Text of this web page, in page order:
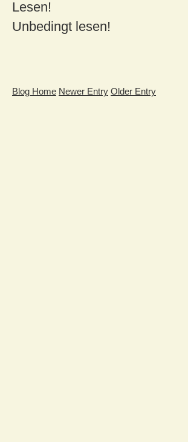
Lesen!
Unbedingt lesen!
Blog Home Newer Entry Older Entry